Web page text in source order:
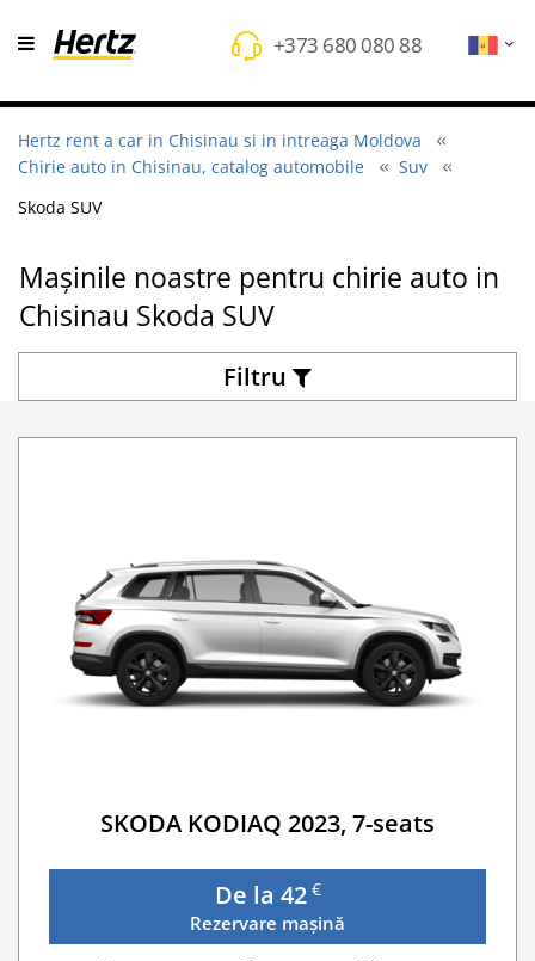
+373 680 080 88
Hertz rent a car in Chisinau si in intreaga Moldova
Chirie auto in Chisinau, catalog automobile
Suv
Skoda SUV
Mașinile noastre pentru chirie auto in
Chisinau Skoda SUV
Filtru
SKODA KODIAQ 2023, 7-seats
De la 42 €
Rezervare mașină